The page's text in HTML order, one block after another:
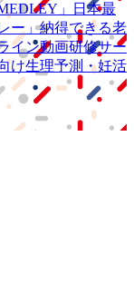
」
日本最
ー」納得できる老
イン動画研修サー
け生理予測・妊活